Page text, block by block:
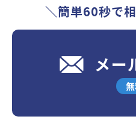
＼簡単60秒で
メー